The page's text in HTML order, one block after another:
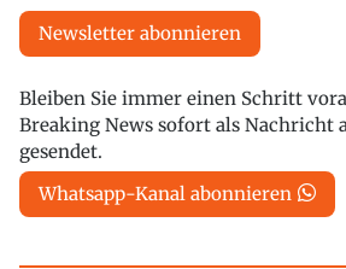
Newsletter abonnieren
Bleiben Sie immer einen Schritt
Breaking News sofort als Nachricht
gesendet.
Whatsapp-Kanal abonnieren